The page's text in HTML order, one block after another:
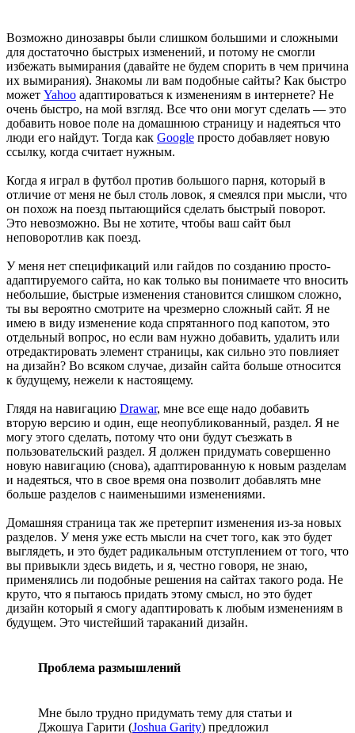
Возможно динозавры были слишком большими и сложными
для достаточно быстрых изменений, и потому не смогли
избежать вымирания (давайте не будем спорить в чем причина
их вымирания). Знакомы ли вам подобные сайты? Как быстро
может Yahoo адаптироваться к изменениям в интернете? Не
очень быстро, на мой взгляд. Все что они могут сделать — это
добавить новое поле на домашнюю страницу и надеяться что
люди его найдут. Тогда как Google просто добавляет новую
ссылку, когда считает нужным.
Когда я играл в футбол против большого парня, который в
отличие от меня не был столь ловок, я смеялся при мысли, что
он похож на поезд пытающийся сделать быстрый поворот.
Это невозможно. Вы не хотите, чтобы ваш сайт был
неповоротлив как поезд.
У меня нет спецификаций или гайдов по созданию просто-
адаптируемого сайта, но как только вы понимаете что вносить
небольшие, быстрые изменения становится слишком сложно,
ты вы вероятно смотрите на чрезмерно сложный сайт. Я не
имею в виду изменение кода спрятанного под капотом, это
отдельный вопрос, но если вам нужно добавить, удалить или
отредактировать элемент страницы, как сильно это повлияет
на дизайн? Во всяком случае, дизайн сайта больше относится
к будущему, нежели к настоящему.
Глядя на навигацию Drawar, мне все еще надо добавить
вторую версию и один, еще неопубликованный, раздел. Я не
могу этого сделать, потому что они будут съезжать в
пользовательский раздел. Я должен придумать совершенно
новую навигацию (снова), адаптированную к новым разделам
и надеяться, что в свое время она позволит добавлять мне
больше разделов с наименьшими изменениями.
Домашняя страница так же претерпит изменения из-за новых
разделов. У меня уже есть мысли на счет того, как это будет
выглядеть, и это будет радикальным отступлением от того, что
вы привыкли здесь видеть, и я, честно говоря, не знаю,
применялись ли подобные решения на сайтах такого рода. Не
круто, что я пытаюсь придать этому смысл, но это будет
дизайн который я смогу адаптировать к любым изменениям в
будущем. Это чистейший тараканий дизайн.
Проблема размышлений
Мне было трудно придумать тему для статьи и
Джошуа Гарити (Joshua Garity) предложил